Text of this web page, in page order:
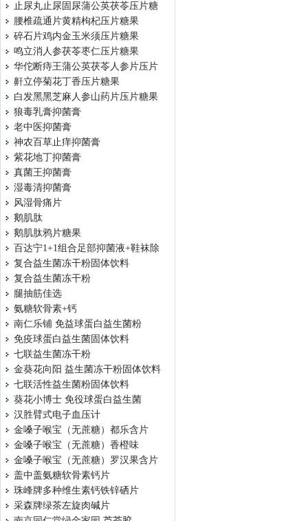
止尿丸止尿固尿蒲公英茯苓压片糖
腰椎疏通片黄精枸杞压片糖果
碎石片鸡内金玉米须压片糖果
鸣立消人参茯苓枣仁压片糖果
华佗断痔王蒲公英茯苓人参片压片
鼾立停菊花丁香压片糖果
白发黑黑芝麻人参山药片压片糖果
狼毒乳膏抑菌膏
老中医抑菌膏
神农百草止痒抑菌膏
紫花地丁抑菌膏
真菌王抑菌膏
湿毒清抑菌膏
风湿骨痛片
鹅肌肽
鹅肌肽鸦片糖果
百达宁1+1组合足部抑菌液+鞋袜除
复合益生菌冻干粉固体饮料
复合益生菌冻干粉
腿抽筋佳选
氨糖软骨素+钙
南仁乐铺 免益球蛋白益生菌粉
免疫球蛋白益生菌固体饮料
七联益生菌冻干粉
金葵花向阳 益生菌冻干粉固体饮料
七联活性益生菌粉固体饮料
葵花小博士 免役球蛋白益生菌
汉胜臂式电子血压计
金嗓子喉宝（无蔗糖）都乐含片
金嗓子喉宝（无蔗糖）香橙味
金嗓子喉宝（无蔗糖）罗汉果含片
盖中盖氨糖软骨素钙片
珠峰牌多种维生素钙铁锌硒片
采森牌绿茶左旋肉碱片